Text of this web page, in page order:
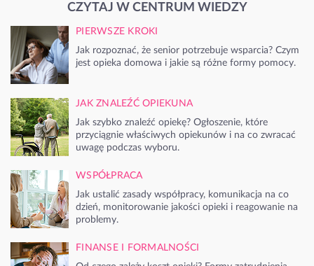
CZYTAJ W CENTRUM WIEDZY
PIERWSZE KROKI
Jak rozpoznać, że senior potrzebuje wsparcia? Czym
jest opieka domowa i jakie są różne formy pomocy.
JAK ZNALEŹĆ OPIEKUNA
Jak szybko znaleźć opiekę? Ogłoszenie, które
przyciągnie właściwych opiekunów i na co zwracać
uwagę podczas wyboru.
WSPÓŁPRACA
Jak ustalić zasady współpracy, komunikacja na co
dzień, monitorowanie jakości opieki i reagowanie na
problemy.
FINANSE I FORMALNOŚCI